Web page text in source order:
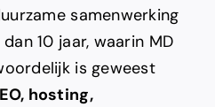
samenwerking
10 jaar, waarin MD
is geweest
hosting,